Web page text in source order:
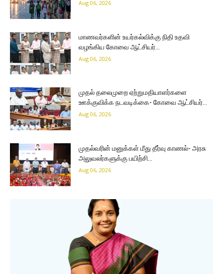
Aug 06, 2026
மாணவர்களின் உயர்கல்விக்கு நிதி உதவி
வழங்கிய கோவை ஆட்சியர்…
Aug 06, 2026
முதல் தலைமுறை ஏற்றுமதியாளர்களை
ஊக்குவிக்க நடவடிக்கை- கோவை ஆட்சியர்…
Aug 06, 2026
முதல்வரின் மனுக்கள் மீது தீர்வு காணல்- அரசு
அலுவலர்களுக்கு பயிற்சி…
Aug 06, 2026